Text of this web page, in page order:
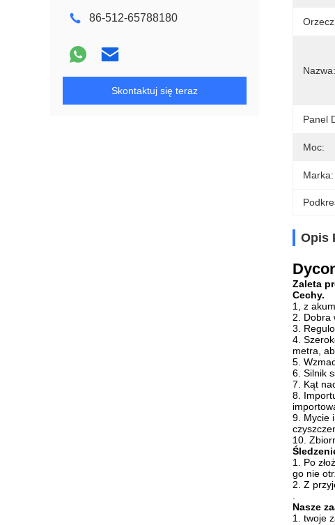
86-512-65788180
Skontaktuj się teraz
Nazwa:
Panel
Moc:
Marka:
Opis
Zaleta
Cechy.
1, z
2. Dobra
3.
4.
metra,
5.
6. Silnik
7. Kąt
8.
9. Mycie
10.
1. Po
go nie
2. Z
Nasze
1. twoje